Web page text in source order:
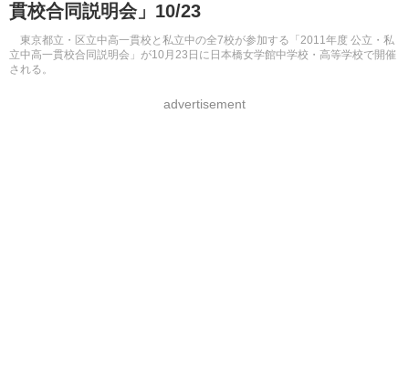
自由研究教材（小学生向け） 自由研究教材（中学生向け）
貫校合同説明会」10/23
東京都立・区立中高一貫校と私立中の全7校が参加する「2011年度 公立・私
立中高一貫校合同説明会」が10月23日に日本橋女学館中学校・高等学校で開催
される。
advertisement